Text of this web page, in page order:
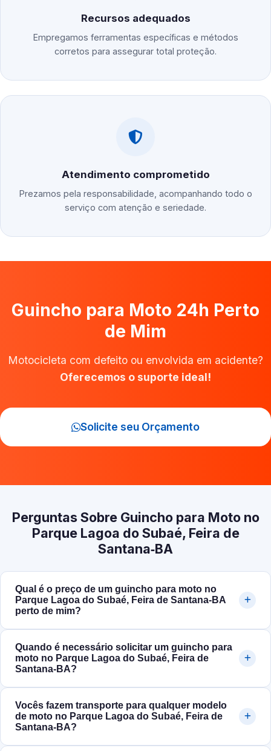
Recursos adequados
Empregamos ferramentas específicas e métodos
corretos para assegurar total proteção.
Atendimento comprometido
Prezamos pela responsabilidade, acompanhando todo o
serviço com atenção e seriedade.
Guincho para Moto 24h Perto
de Mim
Motocicleta com defeito ou envolvida em acidente?
Oferecemos o suporte ideal!
Solicite seu Orçamento
Perguntas Sobre Guincho para Moto no
Parque Lagoa do Subaé, Feira de
Santana‑BA
Qual é o preço de um guincho para moto no
Parque Lagoa do Subaé, Feira de Santana‑BA
perto de mim?
Quando é necessário solicitar um guincho para
moto no Parque Lagoa do Subaé, Feira de
Santana‑BA?
Vocês fazem transporte para qualquer modelo
de moto no Parque Lagoa do Subaé, Feira de
Santana‑BA?